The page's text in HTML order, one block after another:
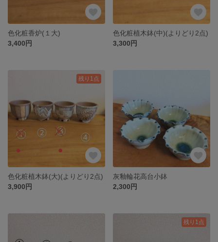
色化粧香炉(１大)
3,400円
色化粧植木鉢(中)(よりどり2点)
3,300円
残り1点
色化粧植木鉢(大)(よりどり2点)
3,900円
灰釉輪花高台小鉢
2,300円
残り1点